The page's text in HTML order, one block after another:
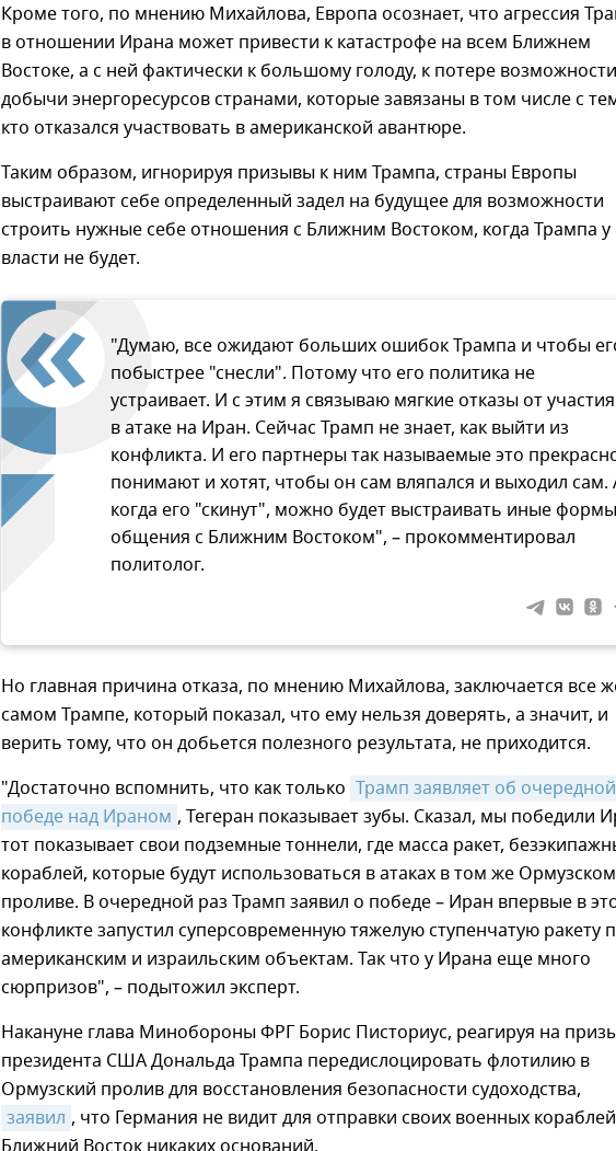
Кроме того, по мнению Михайлова, Европа осознает, что агрессия
в отношении Ирана может привести к катастрофе на всем Ближнем
Востоке, а с ней фактически к большому голоду, к потере возможности
добычи энергоресурсов странами, которые завязаны в том числе с
кто отказался участвовать в американской авантюре.
Таким образом, игнорируя призывы к ним Трампа, страны Европы
выстраивают себе определенный задел на будущее для возможности
строить нужные себе отношения с Ближним Востоком, когда Трампа у
власти не будет.
"Думаю, все ожидают больших ошибок Трампа и чтобы
побыстрее "снесли". Потому что его политика не
устраивает. И с этим я связываю мягкие отказы от участия
в атаке на Иран. Сейчас Трамп не знает, как выйти из
конфликта. И его партнеры так называемые это
понимают и хотят, чтобы он сам вляпался и выходил сам.
когда его "скинут", можно будет выстраивать иные формы
общения с Ближним Востоком", – прокомментировал
политолог.
Но главная причина отказа, по мнению Михайлова, заключается все
самом Трампе, который показал, что ему нельзя доверять, а значит, и
верить тому, что он добьется полезного результата, не приходится.
"Достаточно вспомнить, что как только Трамп заявляет об очередной
победе над Ираном , Тегеран показывает зубы. Сказал, мы победили
тот показывает свои подземные тоннели, где масса ракет,
кораблей, которые будут использоваться в атаках в том же Ормузском
проливе. В очередной раз Трамп заявил о победе – Иран впервые в
конфликте запустил суперсовременную тяжелую ступенчатую ракету
американским и израильским объектам. Так что у Ирана еще много
сюрпризов", – подытожил эксперт.
Накануне глава Минобороны ФРГ Борис Писториус, реагируя на
президента США Дональда Трампа передислоцировать флотилию в
Ормузский пролив для восстановления безопасности судоходства,
заявил , что Германия не видит для отправки своих военных